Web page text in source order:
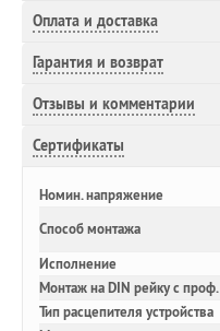
Оплата и доставка
Гарантия и возврат
Отзывы и комментарии
Сертификаты
Номин. напряжение
Способ монтажа
Исполнение
Монтаж на DIN рейку с проф.
Тип расцепителя устройства